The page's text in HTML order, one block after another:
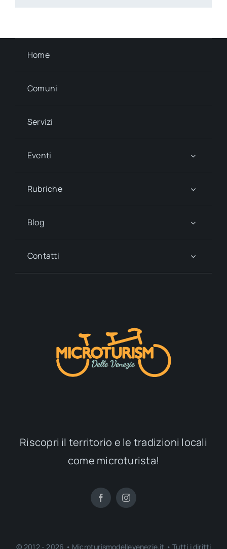
Home
Comuni
Servizi
Eventi
Rubriche
Blog
Contatti
Riscopri il territorio e le tradizioni locali
come microturista!
© 2012 - 2026 • Microturismodellevenezie.it • Tutti i diritti